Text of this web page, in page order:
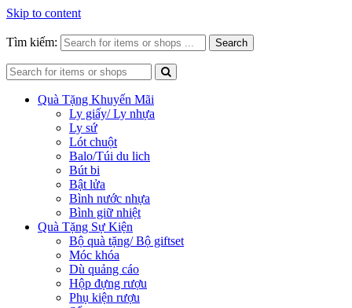
Skip to content
Tìm kiếm: Search
Quà Tặng Khuyến Mãi
Ly giấy/ Ly nhựa
Ly sứ
Lót chuột
Balo/Túi du lich
Bút bi
Bật lửa
Bình nước nhựa
Bình giữ nhiệt
Quà Tặng Sự Kiện
Bộ quà tặng/ Bộ giftset
Móc khóa
Dù quảng cáo
Hộp đựng rượu
Phụ kiện rượu